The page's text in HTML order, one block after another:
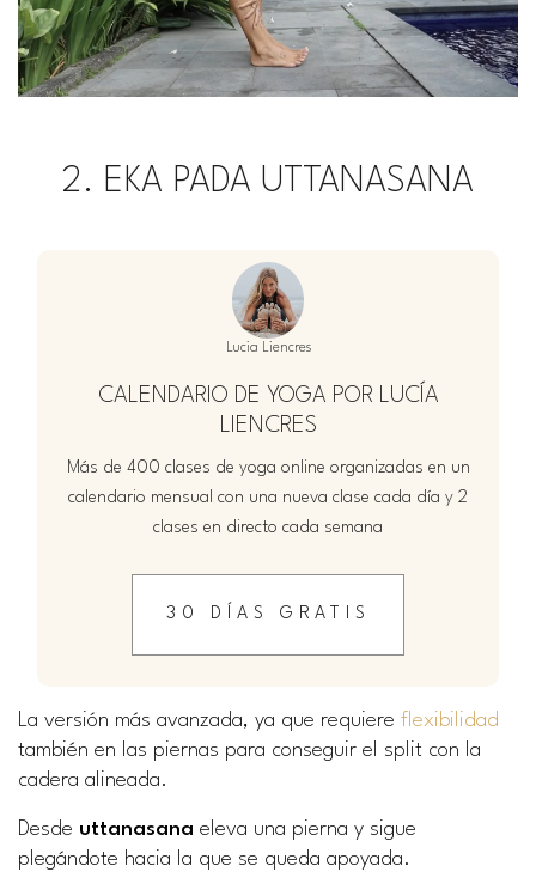
2. EKA PADA UTTANASANA
Lucia Liencres
CALENDARIO DE YOGA POR LUCÍA
LIENCRES
Más de 400 clases de yoga online organizadas en un
calendario mensual con una nueva clase cada día y 2
clases en directo cada semana
30 DÍAS GRATIS
La versión más avanzada, ya que requiere flexibilidad
también en las piernas para conseguir el split con la
cadera alineada.
Desde uttanasana eleva una pierna y sigue
plegándote hacia la que se queda apoyada.